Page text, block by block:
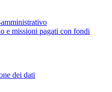
e missioni pagati con fondi
dei dati